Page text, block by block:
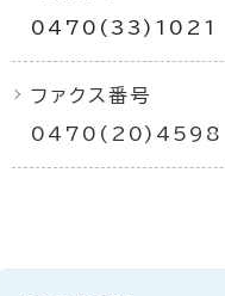
0470(33)1021
ファクス番号
0470(20)4598